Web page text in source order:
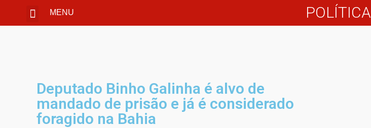
MENU POLÍTICA
Deputado Binho Galinha é alvo de
mandado de prisão e já é considerado
foragido na Bahia